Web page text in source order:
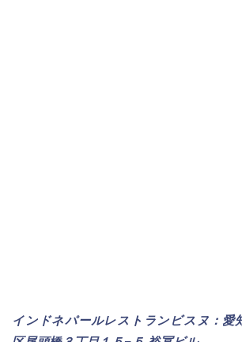
インドネパールレストランビスヌ：愛